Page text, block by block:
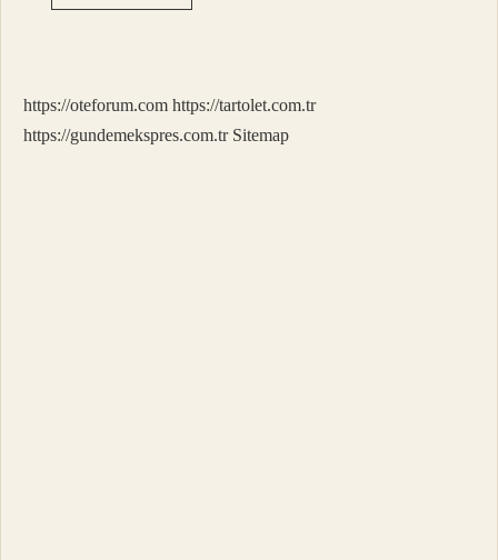
Altyapı
https://oteforum.com https://tartolet.com.tr
https://gundemekspres.com.tr Sitemap